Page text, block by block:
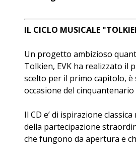
IL CICLO MUSICALE
Un progetto ambizioso
Tolkien, EVK ha realizzato il
scelto per il primo capitolo,
occasione del
Il CD e’ di ispirazione
della partecipazione
che fungono da apertura e